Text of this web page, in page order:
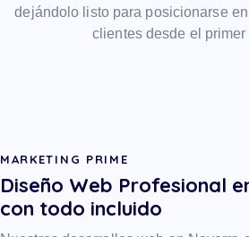
dejándolo listo para posicionarse
clientes desde el primer
MARKETING PRIME
Diseño Web Profesional
con todo incluido